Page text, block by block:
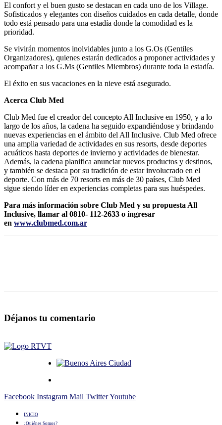
El confort y el buen gusto se destacan en cada uno de los Village.
Sofisticados y elegantes con diseños cuidados en cada detalle, donde
todo está pensado para una estadía donde la comodidad es la
prioridad.
Se vivirán momentos inolvidables junto a los G.Os (Gentiles
Organizadores), quienes estarán dedicados a proponer actividades y
acompañar a los G.Ms (Gentiles Miembros) durante toda la estadía.
El éxito en sus vacaciones en la nieve está asegurado.
Acerca Club Med
Club Med fue el creador del concepto All Inclusive en 1950, y a lo
largo de los años, la cadena ha seguido expandiéndose y brindando
nuevas experiencias en el ámbito del All Inclusive. Club Med ofrece
una amplia variedad de actividades en sus resorts, desde deportes
acuáticos hasta deportes de invierno y actividades de bienestar.
Además, la cadena planifica anunciar nuevos productos y destinos,
y también se destaca por su tradición de estar involucrado en el
deporte. Con más de 70 resorts en más de 30 países, Club Med
sigue siendo líder en experiencias completas para sus huéspedes.
Para más información sobre Club Med y su propuesta All
Inclusive, llamar al 0810- 112-2633 o ingresar
en www.clubmed.com.ar
Déjanos tu comentario
Facebook Instagram Mail TwitterYoutube
INICIO
¿Quiénes Somos?